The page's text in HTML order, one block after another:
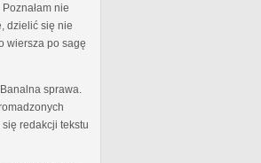
nie
dzielić się nie
wiersza po sagę
sprawa.
redakcji tekstu